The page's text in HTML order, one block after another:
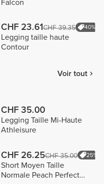
Falcon
CHF 23.61CHF 39.35 40%
Legging taille haute
Contour
Voir tout
CHF 35.00
Legging Taille Mi-Haute
Athleisure
CHF 26.25CHF 35.00 25%
Short Moyen Taille
Normale Peach Perfect